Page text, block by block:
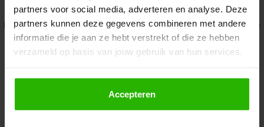
partners voor social media, adverteren en analyse. Deze
partners kunnen deze gegevens combineren met andere
informatie die je aan ze hebt verstrekt of die ze hebben
verzameld op basis van jouw gebruik van hun services.
Als je op "Accepteer" klikt, dan geef je Voordeeluitjes.nl
toestemming om cookies voor social media en
gepersonaliseerde advertenties te plaatsen.
Accepteren
Application error: a client-side exception has occurred while
loadingwww.voordeeluitjes.nl (see the browser console for more
information).